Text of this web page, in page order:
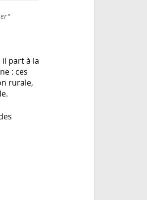
il part à la
: ces
rurale,